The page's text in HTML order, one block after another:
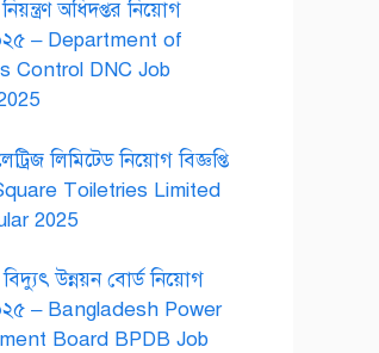
অধিদপ্তর নিয়োগ
– Department of
Control DNC Job
লিমিটেড নিয়োগ বিজ্ঞপ্তি
Toiletries Limited
2025
উন্নয়ন বোর্ড নিয়োগ
– Bangladesh Power
Board BPDB Job